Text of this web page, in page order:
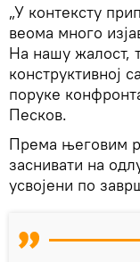
„У контексту
веома много
На нашу жалост,
конструктивној
поруке
Песков.
Према његовим
заснивати на
усвојени по